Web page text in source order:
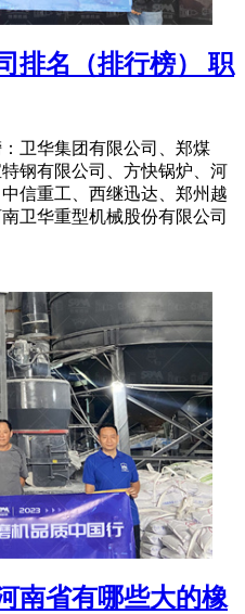
排名（排行榜） 职
卫华集团有限公司、郑煤
钢有限公司、方快锅炉、河
信重工、西继迅达、郑州越
卫华重型机械股份有限公司
南省有哪些大的橡